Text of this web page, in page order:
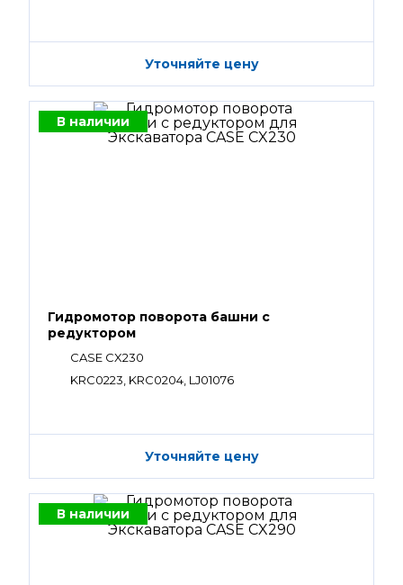
Уточняйте цену
В наличии
Гидромотор поворота башни с
редуктором
CASE CX230
KRC0223, KRC0204, LJ01076
Уточняйте цену
В наличии